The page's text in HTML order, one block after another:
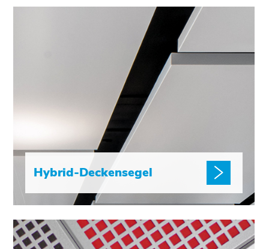
Hybrid-Deckensegel